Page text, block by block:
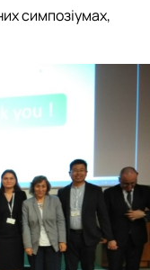
симпозіумах,